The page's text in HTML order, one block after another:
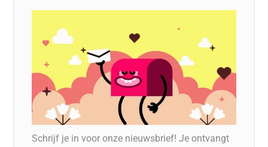
Schrijf je in voor onze nieuwsbrief! Je ontvangt